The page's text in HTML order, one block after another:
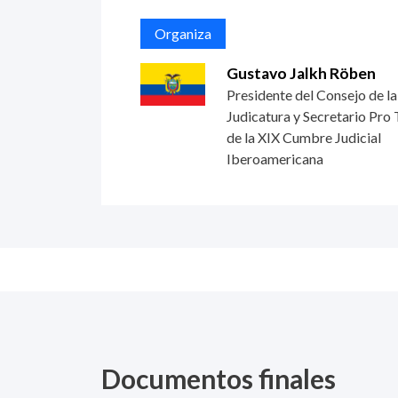
Organiza
Gustavo Jalkh Röben
Presidente del Consejo de la
Judicatura y Secretario Pro
de la XIX Cumbre Judicial
Iberoamericana
Documentos finales